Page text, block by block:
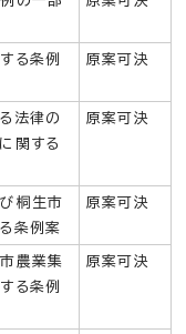
る条例
原案可決
法律の
関する
原案可決
桐生市
条例案
原案可決
農業集
る条例
原案可決